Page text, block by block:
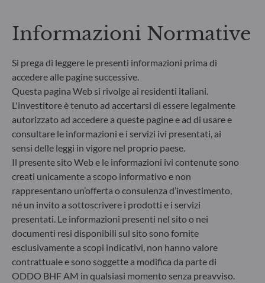
ODDO BHF Asset Management SAS*
12 boulevard de la Madeleine
75440 Paris Cedex 09
Francia
+33 1 44 51 80 28
Società di gestione del risparmio autorizzata dall’Autorité
des Marchés Financiers con il n. GP99011
Informazioni Normative
Si prega di leggere le presenti informazioni prima di
accedere alle pagine successive.
Questa pagina Web si rivolge ai residenti italiani.
L'investitore è tenuto ad accertarsi di essere legalmente
autorizzato ad accedere a queste pagine e ad di usare e
consultare le informazioni e i servizi ivi presentati, ai
sensi delle leggi in vigore nel proprio paese.
Il presente sito Web e le informazioni ivi contenute sono
creati unicamente a scopo informativo e non
rappresentano un’offerta o consulenza d’investimento,
né un invito a sottoscrivere i prodotti e i servizi
presentati. Le informazioni presenti nel sito o nei
documenti resi disponibili sul sito sono fornite
esclusivamente a scopi indicativi, non hanno valore
contrattuale e sono soggette a modifica da parte di
ODDO BHF AM in qualsiasi momento senza preavviso.